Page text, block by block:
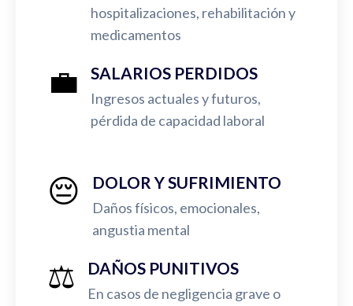
hospitalizaciones, rehabilitación y
medicamentos
💼 SALARIOS PERDIDOS
Ingresos actuales y futuros,
pérdida de capacidad laboral
😔 DOLOR Y SUFRIMIENTO
Daños físicos, emocionales,
angustia mental
⚖️ DAÑOS PUNITIVOS
En casos de negligencia grave o